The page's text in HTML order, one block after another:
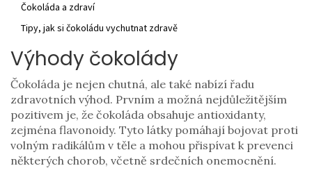
Čokoláda a zdraví
Tipy, jak si čokoládu vychutnat zdravě
Výhody čokolády
Čokoláda je nejen chutná, ale také nabízí řadu
zdravotních výhod. Prvním a možná nejdůležitějším
pozitivem je, že čokoláda obsahuje antioxidanty,
zejména flavonoidy. Tyto látky pomáhají bojovat proti
volným radikálům v těle a mohou přispívat k prevenci
některých chorob, včetně srdečních onemocnění.